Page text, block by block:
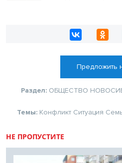
Предложить
Раздел: ОБЩЕСТВО
Темы: Конфликт Ситуация
НЕ ПРОПУСТИТЕ